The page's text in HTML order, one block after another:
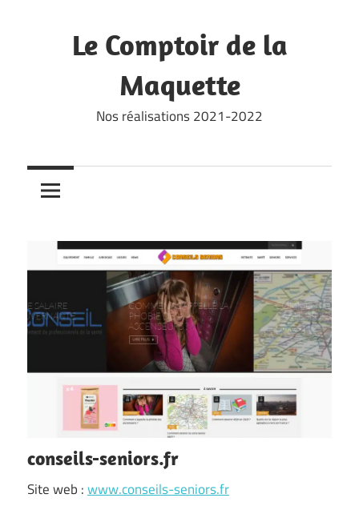
Le Comptoir de la
Maquette
Nos réalisations 2021-2022
conseils-seniors.fr
Site web :www.conseils-seniors.fr